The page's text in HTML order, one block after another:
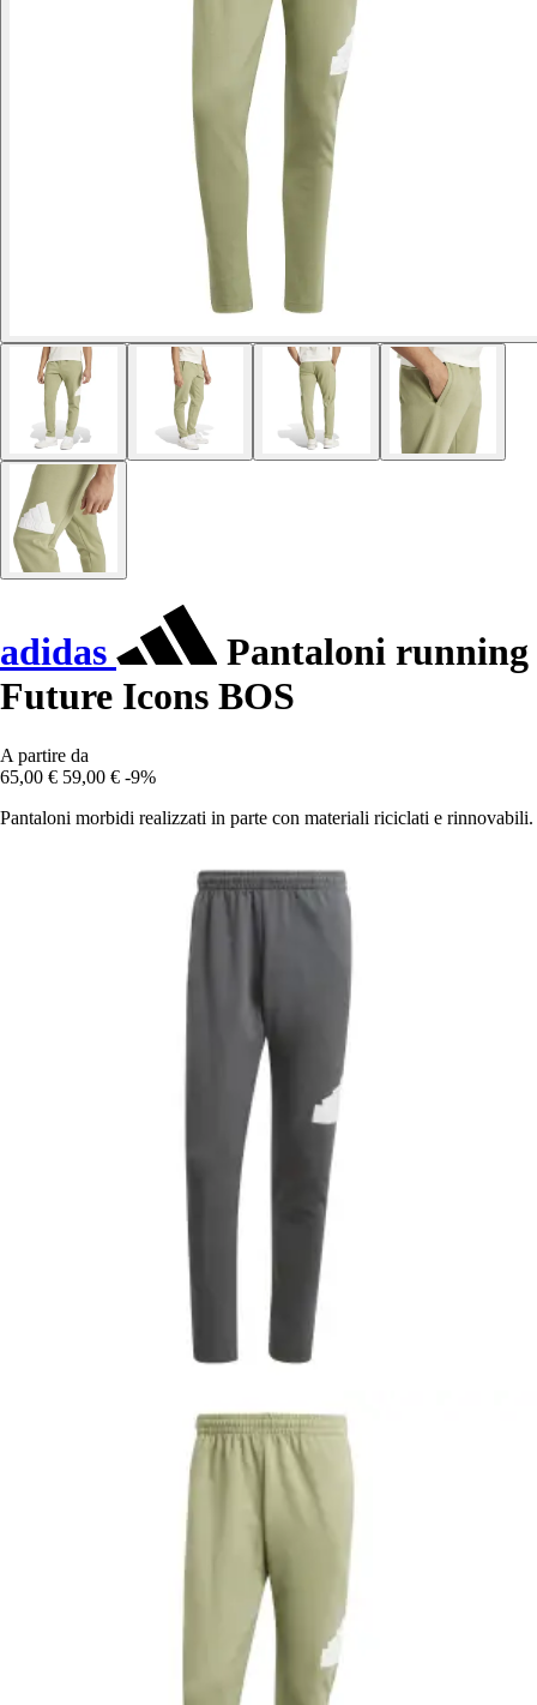
adidas
Pantaloni running
Future Icons BOS
A partire da
65,00 € 59,00 € -9%
Pantaloni morbidi realizzati in parte con materiali riciclati e rinnovabili.